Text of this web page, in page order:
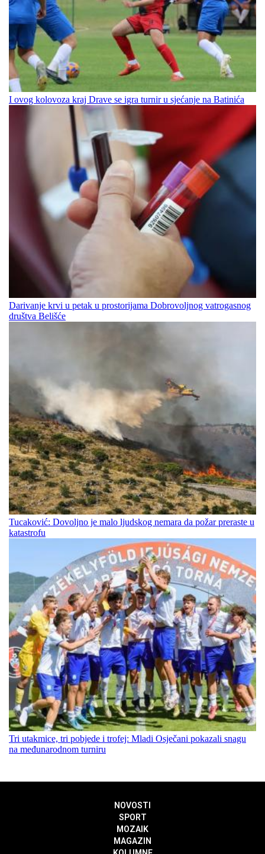
I ovog kolovoza kraj Drave se igra turnir u sjećanje na Batinića
Darivanje krvi u petak u prostorijama Dobrovoljnog vatrogasnog
društva Belišće
Tucaković: Dovoljno je malo ljudskog nemara da požar preraste u
katastrofu
Tri utakmice, tri pobjede i trofej: Mladi Osječani pokazali snagu
na međunarodnom turniru
NOVOSTI
SPORT
MOZAIK
MAGAZIN